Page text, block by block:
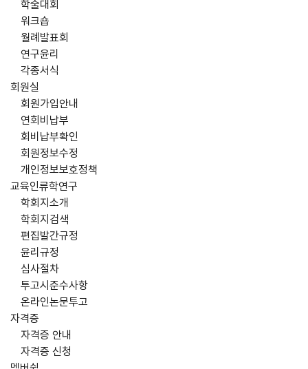
학술대회
워크숍
월례발표회
연구윤리
각종서식
회원실
회원가입안내
연회비납부
회비납부확인
회원정보수정
개인정보보호정책
교육인류학연구
학회지소개
학회지검색
편집발간규정
윤리규정
심사절차
투고시준수사항
온라인논문투고
자격증
자격증 안내
자격증 신청